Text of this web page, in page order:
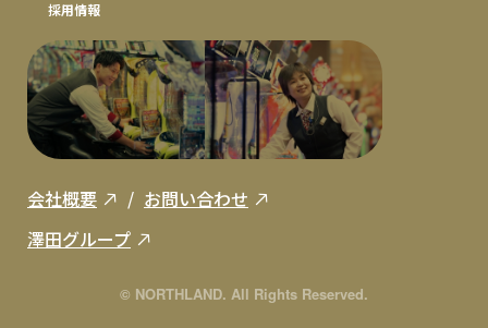
採用情報
会社概要
お問い合わせ
澤田グループ
© NORTHLAND. All Rights Reserved.